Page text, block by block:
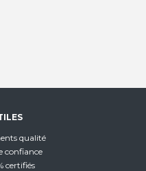
qualité
confiance
certifiés